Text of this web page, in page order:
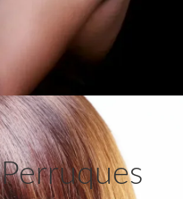
Perruques